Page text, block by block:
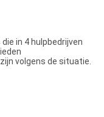
in 4 hulpbedrijven
volgens de situatie.